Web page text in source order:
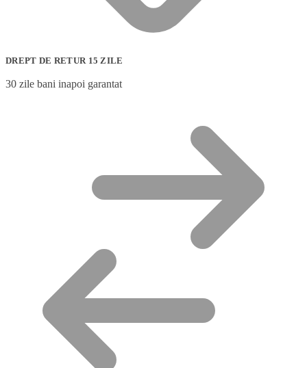
DREPT DE RETUR 15 ZILE
30 zile bani inapoi garantat